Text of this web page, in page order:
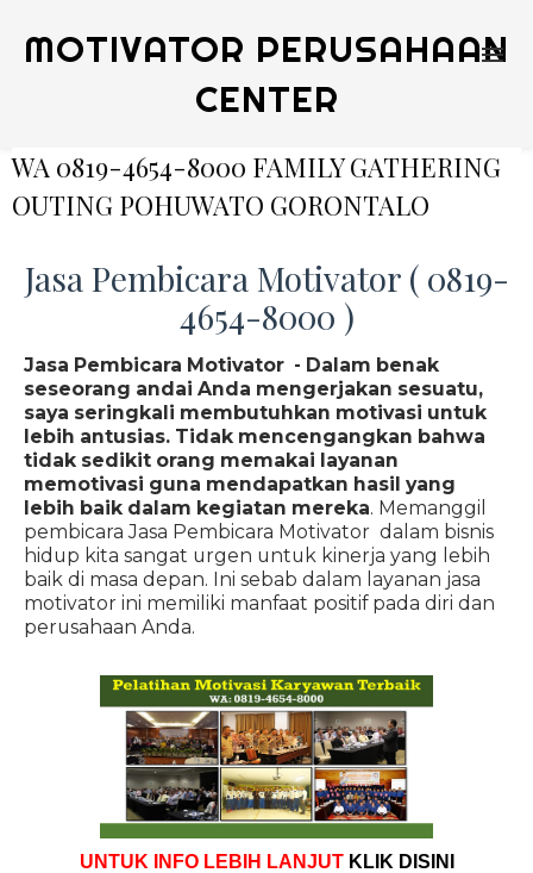
MOTIVATOR PERUSAHAAN
CENTER
WA 0819-4654-8000 FAMILY GATHERING
OUTING POHUWATO GORONTALO
Jasa Pembicara Motivator ( 0819-
4654-8000 )
Jasa Pembicara Motivator - Dalam benak
seseorang andai Anda mengerjakan sesuatu,
saya seringkali membutuhkan motivasi untuk
lebih antusias. Tidak mencengangkan bahwa
tidak sedikit orang memakai layanan
memotivasi guna mendapatkan hasil yang
lebih baik dalam kegiatan mereka. Memanggil
pembicara Jasa Pembicara Motivator dalam bisnis
hidup kita sangat urgen untuk kinerja yang lebih
baik di masa depan. Ini sebab dalam layanan jasa
motivator ini memiliki manfaat positif pada diri dan
perusahaan Anda.
UNTUK INFO LEBIH LANJUT KLIK DISINI